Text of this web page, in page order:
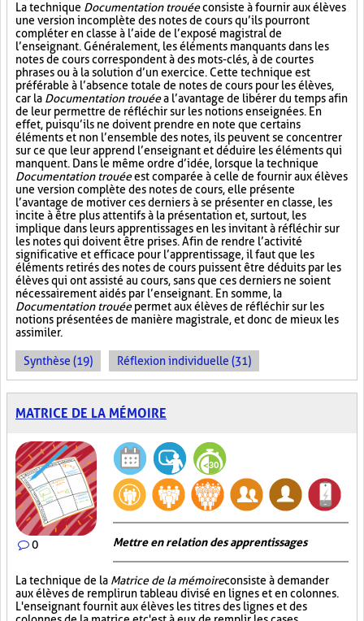
La technique Documentation trouéeconsiste à fournir aux élèves
une version incomplète des notes de cours qu’ils pourront
compléter en classe à l’aide de l’exposé magistral de
l’enseignant. Généralement, les éléments manquants dans les
notes de cours correspondent à des mots-clés, à de courtes
phrases ou à la solution d’un exercice. Cette technique est
préférable à l’absence totale de notes de cours pour les élèves,
car la Documentation trouéea l’avantage de libérer du temps afin
de leur permettre de réfléchir sur les notions enseignées. En
effet, puisqu’ils ne doivent prendre en note que certains
éléments et non l’ensemble des notes, ils peuvent se concentrer
sur ce que leur apprend l’enseignant et déduire les éléments qui
manquent. Dans le même ordre d’idée, lorsque la technique
Documentation trouéeest comparée à celle de fournir aux élèves
une version complète des notes de cours, elle présente
l’avantage de motiver ces derniers à se présenter en classe, les
incite à être plus attentifs à la présentation et, surtout, les
implique dans leurs apprentissages en les invitant à réfléchir sur
les notes qui doivent être prises. Afin de rendre l’activité
significative et efficace pour l’apprentissage, il faut que les
éléments retirés des notes de cours puissent être déduits par les
élèves qui ont assisté au cours, sans que ces derniers ne soient
nécessairement aidés par l’enseignant. En somme, la
Documentation trouéepermet aux élèves de réfléchir sur les
notions présentées de manière magistrale, et donc de mieux les
assimiler.
Synthèse (19) Réflexion individuelle (31)
MATRICE DE LA MÉMOIRE
0 Mettre en relation des apprentissages
La technique de la Matrice de la mémoireconsiste à demander
aux élèves de remplir un tableau divisé en lignes et en colonnes.
L'enseignant fournit aux élèves les titres des lignes et des